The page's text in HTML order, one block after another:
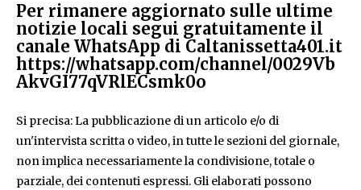
Per rimanere aggiornato sulle ultime
notizie locali segui gratuitamente il
canale WhatsApp di Caltanissetta401.it
https://whatsapp.com/channel/0029Vb
AkvGI77qVRlECsmk0o
Si precisa: La pubblicazione di un articolo e/o di
un'intervista scritta o video, in tutte le sezioni del giornale,
non implica necessariamente la condivisione, totale o
parziale, dei contenuti espressi. Gli elaborati possono